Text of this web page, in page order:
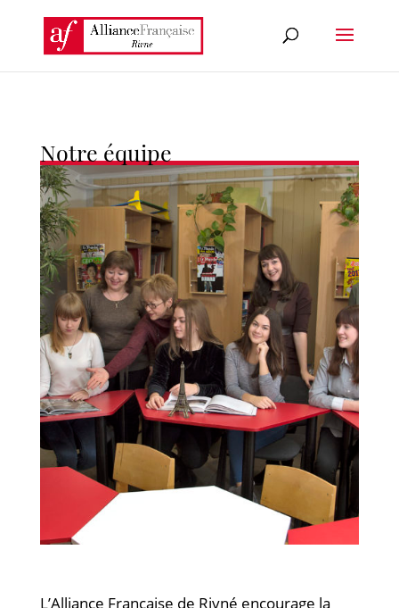
Notre équipe
L’Alliance Française de Rivné encourage la